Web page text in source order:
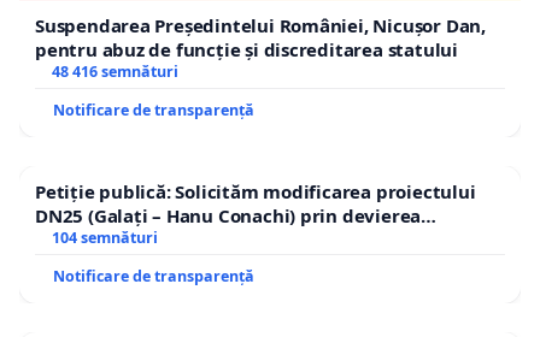
Suspendarea Președintelui României, Nicușor Dan,
pentru abuz de funcție și discreditarea statului
48 416 semnături
Notificare de transparență
Petiție publică: Solicităm modificarea proiectului
DN25 (Galați – Hanu Conachi) prin devierea
traseului în afara localităților!
104 semnături
Notificare de transparență